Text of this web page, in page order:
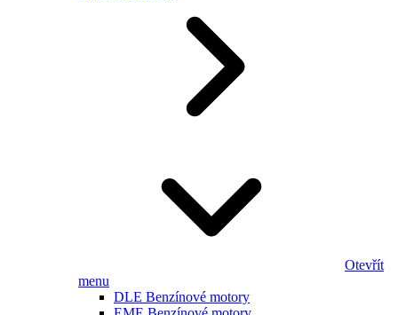
Otevřít
menu
DLE Benzínové motory